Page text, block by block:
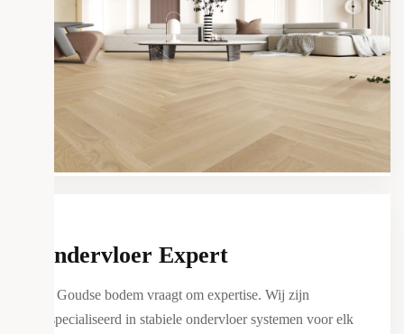
Ondervloer Expert
De Goudse bodem vraagt om expertise. Wij zijn
gespecialiseerd in stabiele ondervloer systemen voor elk